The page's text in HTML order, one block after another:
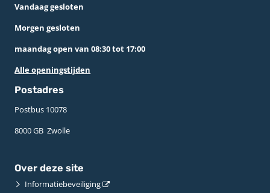
Vandaag gesloten
Morgen gesloten
maandag open van 08:30 tot 17:00
Alle openingstijden
Postadres
Postbus 10078 ­
8000 GB ­ Zwolle
Over deze site
Informatiebeveiliging